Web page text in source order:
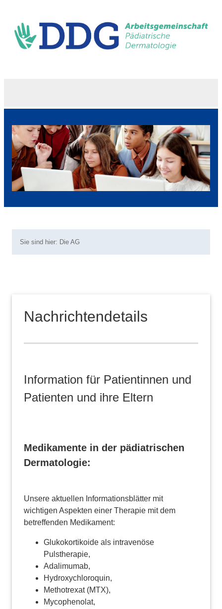
Sie sind hier: Die AG
Nachrichtendetails
Information für Patientinnen und
Patienten und ihre Eltern
Medikamente in der pädiatrischen
Dermatologie:
Unsere aktuellen Informationsblätter mit
wichtigen Aspekten einer Therapie mit dem
betreffenden Medikament:
Glukokortikoide als intravenöse
Pulstherapie,
Adalimumab,
Hydroxychloroquin,
Methotrexat (MTX),
Mycophenolat,